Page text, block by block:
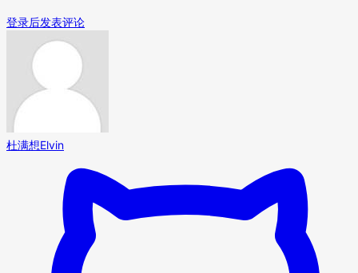
登录后发表评论
杜满想Elvin